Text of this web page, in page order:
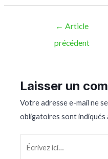
← Article
précédent
Laisser un
Votre adresse e-mail ne
obligatoires sont indiqués